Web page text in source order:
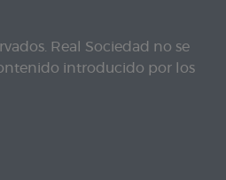
Real Sociedad no se
introducido por los